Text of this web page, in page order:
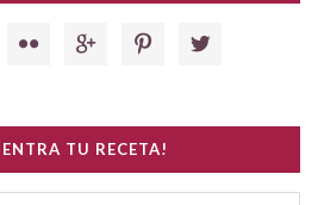
   
TU RECETA!